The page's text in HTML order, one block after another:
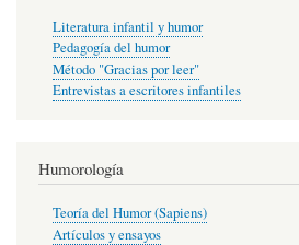
Literatura infantil y humor
Pedagogía del humor
Método "Gracias por leer"
Entrevistas a escritores infantiles
Humorología
Teoría del Humor (Sapiens)
Artículos y ensayos